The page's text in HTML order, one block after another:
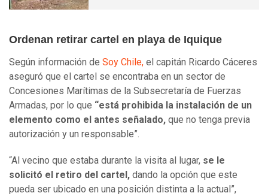
Ordenan retirar cartel en playa de Iquique
Según información de Soy Chile, el capitán Ricardo Cáceres
aseguró que el cartel se encontraba en un sector de
Concesiones Marítimas de la Subsecretaría de Fuerzas
Armadas, por lo que “está prohibida la instalación de un
elemento como el antes señalado, que no tenga previa
autorización y un responsable”.
“Al vecino que estaba durante la visita al lugar, se le
solicitó el retiro del cartel, dando la opción que este
pueda ser ubicado en una posición distinta a la actual”,